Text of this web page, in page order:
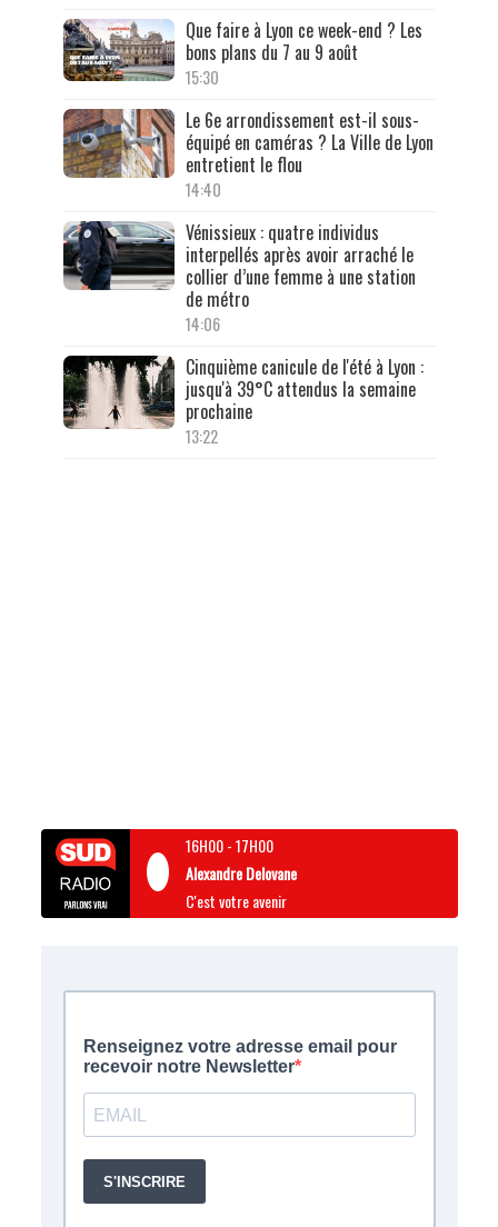
Que faire à Lyon ce week-end ? Les
bons plans du 7 au 9 août
15:30
Le 6e arrondissement est-il sous-
équipé en caméras ? La Ville de Lyon
entretient le flou
14:40
Vénissieux : quatre individus
interpellés après avoir arraché le
collier d’une femme à une station
de métro
14:06
Cinquième canicule de l'été à Lyon :
jusqu'à 39°C attendus la semaine
prochaine
13:22
16H00-17H00
Alexandre Delovane
C'est votre avenir